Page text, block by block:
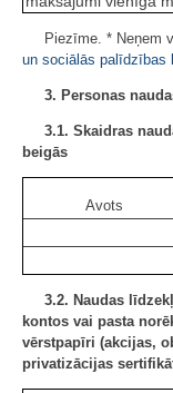
Piezīme. * Neņem
un sociālās palīdzības
3. Personas
3.1. Skaidras
beigās
Avots
3.2. Naudas
kontos vai pasta
vērstpapīri (akcijas,
privatizācijas